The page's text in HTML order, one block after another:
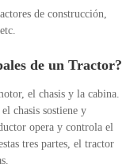
de construcción,
de un Tractor?
el chasis y la cabina.
chasis sostiene y
opera y controla el
tres partes, el tractor